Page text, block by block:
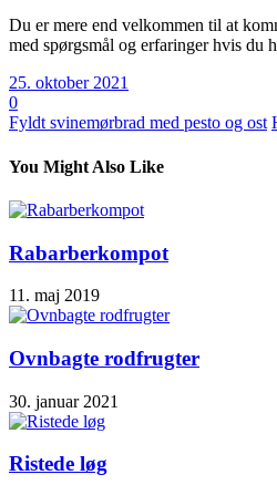
Du er mere end velkommen til at
med spørgsmål og erfaringer hvis du
25. oktober 2021
0
Fyldt svinemørbrad med pesto og ost
You Might Also Like
Rabarberkompot
11. maj 2019
Ovnbagte rodfrugter
30. januar 2021
Ristede løg